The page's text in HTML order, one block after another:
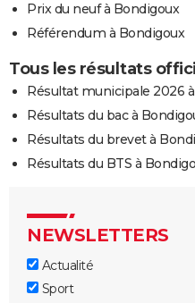
Prix du neuf à Bondigoux
Référendum à Bondigoux
Tous les résultats
Résultat municipale 2026
Résultats du bac à
Résultats du brevet à
Résultats du BTS à
NEWSLETTERS
Actualité
Sport